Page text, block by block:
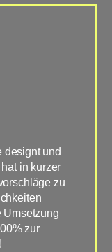
designt und
in kurzer
zu
Umsetzung
zur